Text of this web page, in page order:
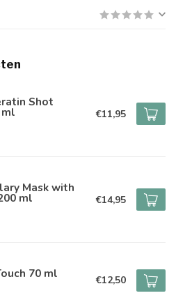
Shot
€11,95
Mask with
ml €14,95
70 ml €12,50